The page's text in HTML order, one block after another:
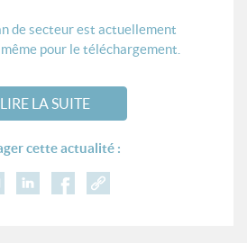
de secteur est actuellement
pour le téléchargement.
LIRE LA SUITE
cette actualité :